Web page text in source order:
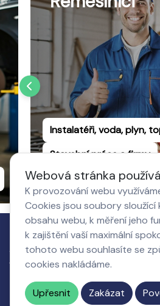
Webová stránka
K provozování webu
Cookies jsou soubory sloužící
obsahu webu, k měření jeho
k zajištění vaší maximální
tohoto webu souhlasíte se
cookies nakládáme.
Upřesnit Zakázat
Instalatéři, voda, plyn,
Stavební práce a firmy
Truhlářství a dřevovýroba
Jak to
funguje
Co získá
podnikatel
O